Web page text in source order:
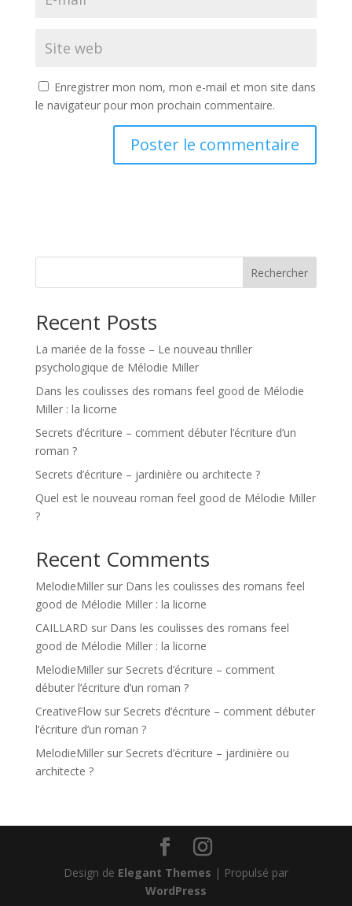
Enregistrer mon nom, mon e-mail et mon site dans
le navigateur pour mon prochain commentaire.
Rechercher
Recent Posts
La mariée de la fosse – Le nouveau thriller
psychologique de Mélodie Miller
Dans les coulisses des romans feel good de Mélodie
Miller : la licorne
Secrets d’écriture – comment débuter l’écriture d’un
roman ?
Secrets d’écriture – jardinière ou architecte ?
Quel est le nouveau roman feel good de Mélodie Miller
?
Recent Comments
MelodieMillersur Dans les coulisses des romans feel
good de Mélodie Miller : la licorne
CAILLARD sur Dans les coulisses des romans feel
good de Mélodie Miller : la licorne
MelodieMillersur Secrets d’écriture – comment
débuter l’écriture d’un roman ?
CreativeFlowsur Secrets d’écriture – comment débuter
l’écriture d’un roman ?
MelodieMillersur Secrets d’écriture – jardinière ou
architecte ?
Design de Elegant Themes | Propulsé par
WordPress